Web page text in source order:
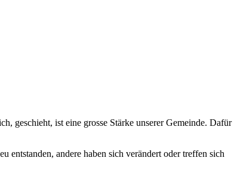
geschieht, ist eine grosse Stärke unserer Gemeinde. Dafür
andere haben sich verändert oder treffen sich